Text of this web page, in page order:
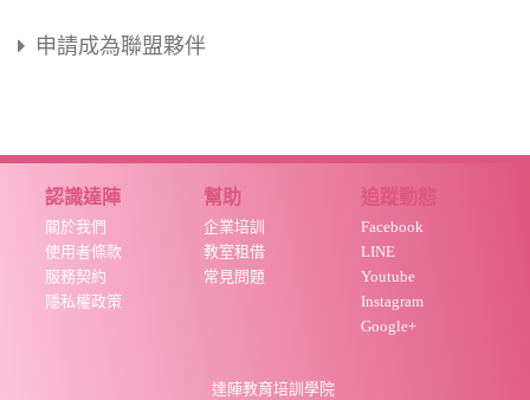
申請成為聯盟夥伴
認識達陣
關於我們
使用者條款
服務契約
隱私權政策
幫助
企業培訓
教室租借
常見問題
追蹤動態
Facebook
LINE
Youtube
Instagram
Google+
達陣教育培訓學院